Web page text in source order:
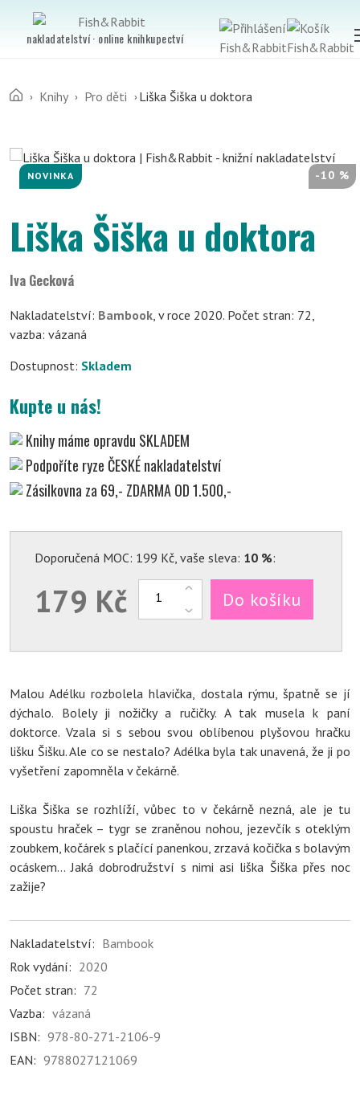
nakladatelství · online knihkupectví
Knihy Pro děti Liška Šiška u doktora
NOVINKA -10 %
Liška Šiška u doktora
Iva Gecková
Nakladatelství: Bambook, v roce 2020. Počet stran: 72,
vazba: vázaná
Dostupnost: Skladem
Kupte u nás!
Knihy máme opravdu SKLADEM
Podpoříte ryzeČESKÉ nakladatelství
Zásilkovna za 69,- ZDARMA OD 1.500,-
Doporučená MOC: 199 Kč, vaše sleva: 10 %:
179 Kč Do košíku
Malou Adélku rozbolela hlavička, dostala rýmu, špatně se jí
dýchalo. Bolely ji nožičky a ručičky. A tak musela k paní
doktorce. Vzala si s sebou svou oblíbenou plyšovou hračku
lišku Šišku. Ale co se nestalo? Adélka byla tak unavená, že ji po
vyšetření zapomněla v čekárně.
Liška Šiška se rozhlíží, vůbec to v čekárně nezná, ale je tu
spoustu hraček – tygr se zraněnou nohou, jezevčík s oteklým
zoubkem, kočárek s plačící panenkou, zrzavá kočička s bolavým
ocáskem... Jaká dobrodružství s nimi asi liška Šiška přes noc
zažije?
Nakladatelství: Bambook
Rok vydání: 2020
Počet stran: 72
Vazba: vázaná
ISBN: 978-80-271-2106-9
EAN: 9788027121069